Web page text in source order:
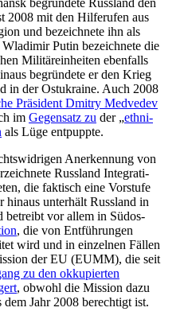
2008 mit den Hilfe­rufen aus
und bezeichnete ihn als
Wladimir Putin bezeichnete die
Militär­ein­heiten ebenfalls
begründete er den Krieg
in der Ostukraine. Auch 2008
Präsident Dmitry Medvedev
im Gegensatz zu der „ethni­
als Lüge entpuppte.
Anerkennung von
Russland Integra­ti­
die faktisch eine Vorstufe
hinaus unterhält Russland in
betreibt vor allem in Südos­
, die von Entfüh­rungen
wird und in einzelnen Fällen
der EU (EUMM), die seit
zu den okkupierten
, obwohl die Mission dazu
Jahr 2008 berechtigt ist.